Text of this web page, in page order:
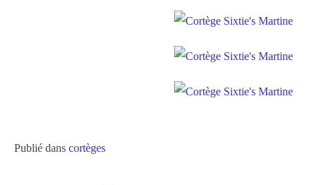
Publié dans cortèges